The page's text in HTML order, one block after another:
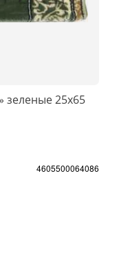
зеленые 25х65
4605500064086